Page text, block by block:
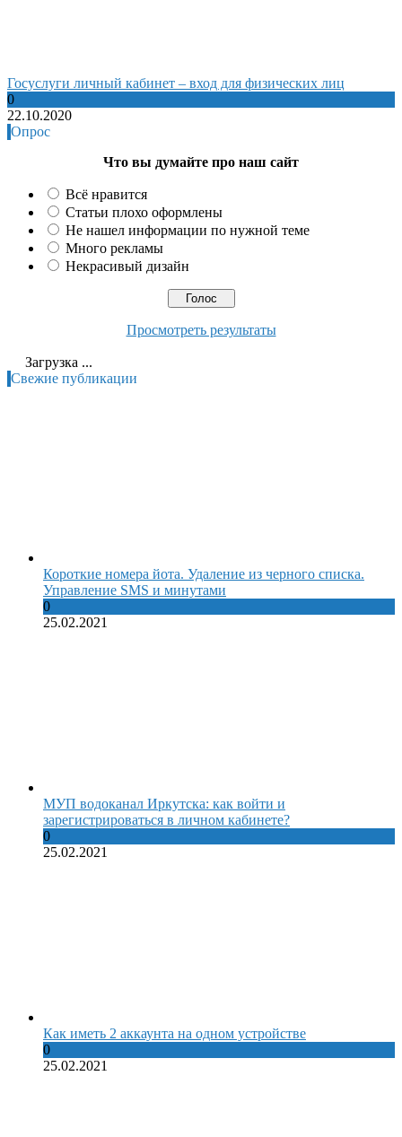
Госуслуги личный кабинет – вход для физических лиц
0
22.10.2020
Опрос
Что вы думайте про наш сайт
Всё нравится
Статьи плохо оформлены
Не нашел информации по нужной теме
Много рекламы
Некрасивый дизайн
Просмотреть результаты
Загрузка ...
Свежие публикации
Короткие номера йота. Удаление из черного списка.
Управление SMS и минутами
0
25.02.2021
МУП водоканал Иркутска: как войти и
зарегистрироваться в личном кабинете?
0
25.02.2021
Как иметь 2 аккаунта на одном устройстве
0
25.02.2021